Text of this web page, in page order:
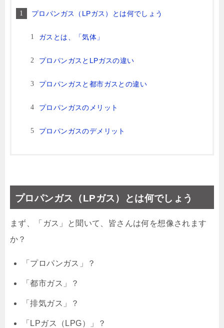
プロパンガス（LPガス）とは何でしょう
ガスとは、「気体」
プロパンガスとLPガスの違い
プロパンガスと都市ガスとの違い
プロパンガスのメリット
プロパンガスのデメリット
プロパンガス（LPガス）とは何でしょう
まず、「ガス」と聞いて、皆さんは何を想像されます
か？
「プロパンガス」？
「都市ガス」？
「排気ガス」？
「LPガス（LPG）」？